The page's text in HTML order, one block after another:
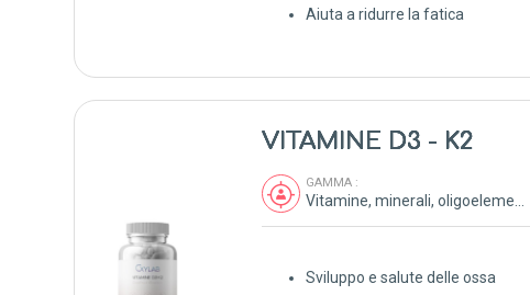
Aiuta a ridurre la fatica
VITAMINE D3 - K2
GAMMA :
Sviluppo e salute delle ossa